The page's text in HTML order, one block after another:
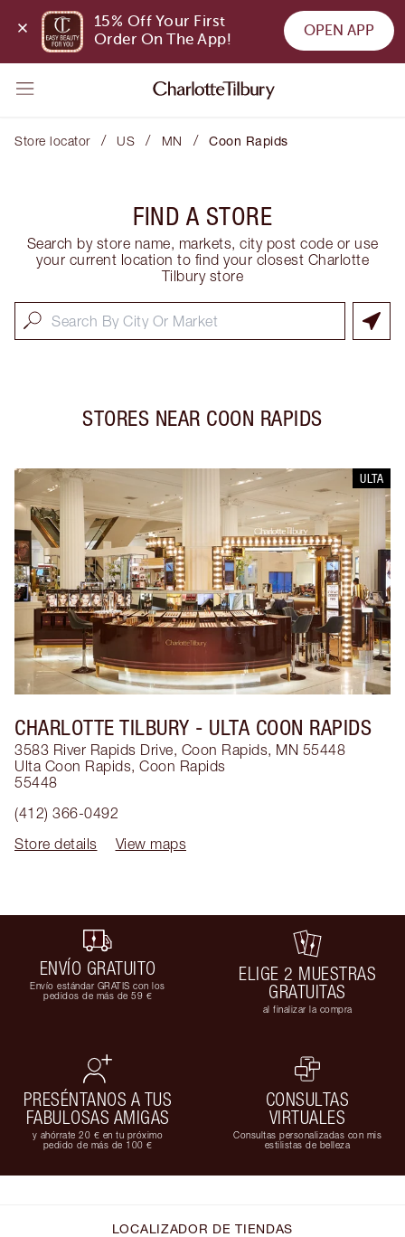
15% Off Your First
Order On The App!
OPEN APP
Store locator / US / MN / Coon Rapids
FIND A STORE
Search by store name, markets, city post code or use
your current location to find your closest Charlotte
Tilbury store
STORES NEAR COON RAPIDS
ULTA
CHARLOTTE TILBURY - ULTA COON RAPIDS
3583 River Rapids Drive, Coon Rapids, MN 55448
Ulta Coon Rapids, Coon Rapids
55448
(412) 366-0492
Store details
View maps
ENVÍO GRATUITO
Envío estándar GRATIS con los
pedidos de más de 59 €
ELIGE 2 MUESTRAS
GRATUITAS
al finalizar la compra
PRESÉNTANOS A TUS
FABULOSAS AMIGAS
y ahórrate 20 € en tu próximo
pedido de más de 100 €
CONSULTAS
VIRTUALES
Consultas personalizadas con mis
estilistas de belleza
LOCALIZADOR DE TIENDAS